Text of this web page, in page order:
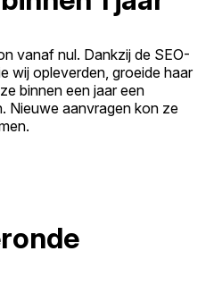
vanaf nul. Dankzij de SEO-
wij opleverden, groeide haar
binnen een jaar een
Nieuwe aanvragen kon ze